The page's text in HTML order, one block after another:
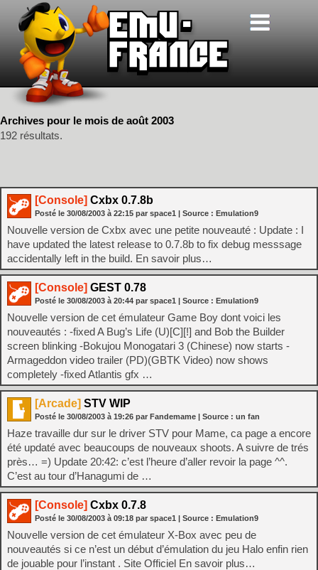
Archives pour le mois de août 2003
192 résultats.
[Console] Cxbx 0.7.8b
Posté le 30/08/2003 à 22:15 par space1 | Source : Emulation9
Nouvelle version de Cxbx avec une petite nouveauté : Update : I
have updated the latest release to 0.7.8b to fix debug messsage
accidentally left in the build. En savoir plus…
[Console] GEST 0.78
Posté le 30/08/2003 à 20:44 par space1 | Source : Emulation9
Nouvelle version de cet émulateur Game Boy dont voici les
nouveautés : -fixed A Bug’s Life (U)[C][!] and Bob the Builder
screen blinking -Bokujou Monogatari 3 (Chinese) now starts -
Armageddon video trailer (PD)(GBTK Video) now shows
completely -fixed Atlantis gfx …
[Arcade] STV WIP
Posté le 30/08/2003 à 19:26 par Fandemame | Source : un fan
Haze travaille dur sur le driver STV pour Mame, ca page a encore
été updaté avec beaucoups de nouveaux shoots. A suivre de trés
près… =) Update 20:42: c’est l’heure d’aller revoir la page ^^.
C’est au tour d’Hanagumi de …
[Console] Cxbx 0.7.8
Posté le 30/08/2003 à 09:18 par space1 | Source : Emulation9
Nouvelle version de cet émulateur X-Box avec peu de
nouveautés si ce n’est un début d’émulation du jeu Halo enfin rien
de jouable pour l’instant . Site Officiel En savoir plus…